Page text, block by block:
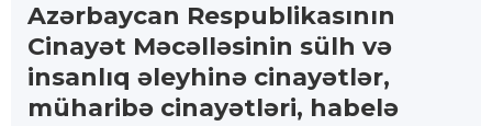
Azərbaycan Respublikasının
Cinayət Məcəlləsinin sülh və
insanlıq əleyhinə cinayətlər,
müharibə cinayətləri, habelə